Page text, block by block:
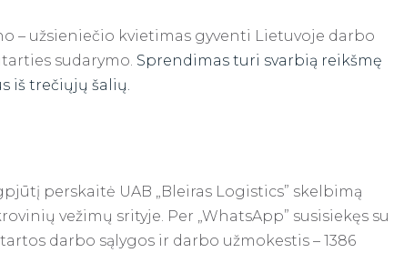
– užsieniečio kvietimas gyventi Lietuvoje darbo
sudarymo. Sprendimas turi svarbią reikšmę
iš trečiųjų šalių.
perskaitė UAB „Bleiras Logistics” skelbimą
vežimų srityje. Per „WhatsApp” susisiekęs su
darbo sąlygos ir darbo užmokestis – 1386